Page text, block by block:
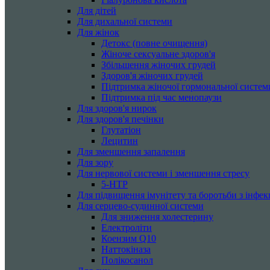
Для дітей
Для дихальної системи
Для жінок
Детокс (повне очищення)
Жіноче сексуальне здоров'я
Збільшення жіночих грудей
Здоров'я жіночих грудей
Підтримка жіночої гормональної
Підтримка під час менопаузи
Для здоров'я нирок
Для здоров'я печінки
Глутатіон
Лецитин
Для зменшення запалення
Для зору
Для нервової системи і зменшення стресу
5-HTP
Для підвищення імунітету та боротьби з
Для серцево-судинної системи
Для зниження холестерину
Електроліти
Коензим Q10
Наттокіназа
Полікосанол